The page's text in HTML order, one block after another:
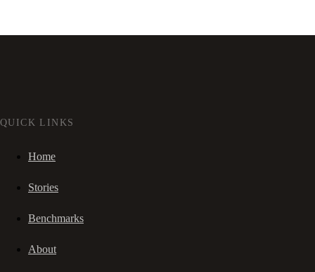
QUICK LINKS
Home
Stories
Benchmarks
About